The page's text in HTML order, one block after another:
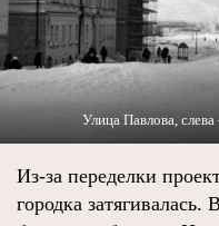
Улица Павлова,
Из-за переделки
городка